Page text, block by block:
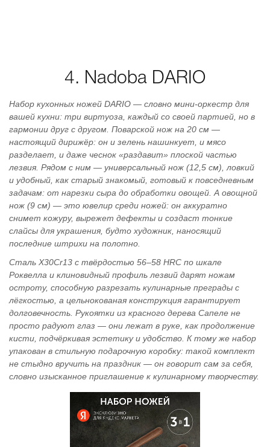
4. Nadoba DARIO
Набор кухонных ножей DARIO — словно мини‑оркестр для
вашей кухни: три виртуоза, каждый со своей партией, но в
гармонии друг с другом. Поварской нож на 20 см —
настоящий дирижёр: он и зелень нашинкует, и мясо
разделает, и даже чеснок «раздавит» плоской частью
лезвия. Рядом с ним — универсальный нож (12,5 см), ловкий
и удобный, как старый знакомый, готовый к повседневным
задачам: от нарезки сыра до обработки овощей. А овощной
нож (9 см) — это ювелир среди ножей: он аккуратно
снимет кожуру, вырежет дефекты и создаст тонкие
слайсы для украшения, будто художник, наносящий
последние штрихи на полотно.
Сталь X30Cr13 с твёрдостью 56–58 HRC по шкале
Роквелла и клиновидный профиль лезвий дарят ножам
остроту, способную разрезать кулинарные преграды с
лёгкостью, а цельнокованая конструкция гарантирует
долговечность. Рукоятки из красного дерева Сапеле не
просто радуют глаз — они лежат в руке, как продолжение
кисти, подчёркивая эстетику и удобство. К тому же набор
упакован в стильную подарочную коробку: такой комплект
не стыдно вручить на праздник — он говорит сам за себя,
словно изысканное приглашение к кулинарному творчеству.